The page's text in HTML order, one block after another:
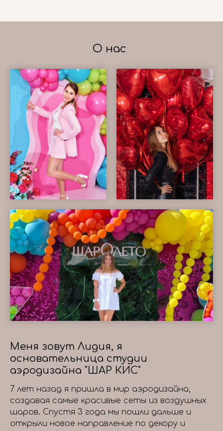
О нас
Меня зовут Лидия, я
основательница студии
аэродизайна "ШАР КИС"
7 лет назад я пришла в мир аэродизайна,
создавая самые красивые сеты из воздушных
шаров. Спустя 3 года мы пошли дальше и
открыли новое направление по декору и